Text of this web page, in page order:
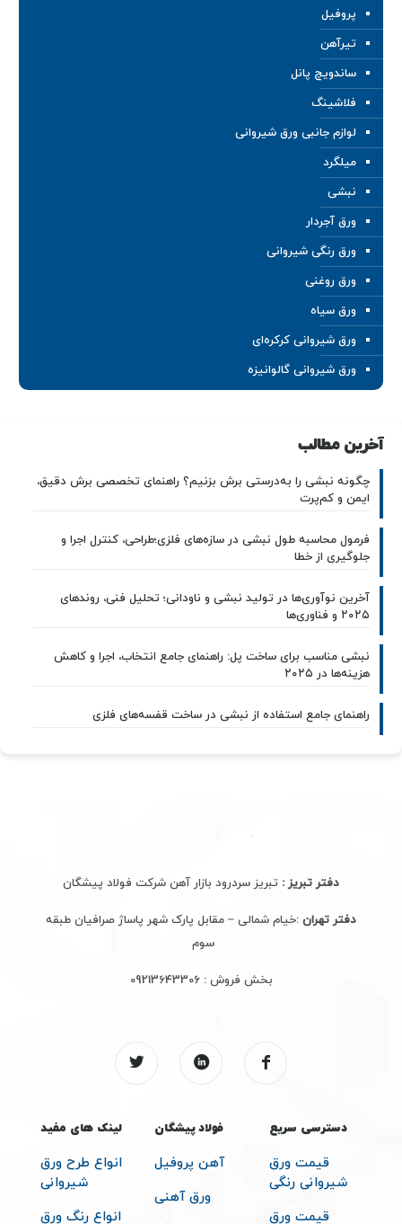
پروفیل
تیرآهن
ساندویچ پانل
فلاشینگ
لوازم جانبی ورق شیروانی
میلگرد
نبشی
ورق آجردار
ورق رنگی شیروانی
ورق روغنی
ورق سیاه
ورق شیروانی کرکره‌ای
ورق شیروانی گالوانیزه
آخرین مطالب
چگونه نبشی را به‌درستی برش بزنیم؟ راهنمای تخصصی برش دقیق،
ایمن و کم‌پرت
فرمول محاسبه طول نبشی در سازه‌های فلزی؛طراحی، کنترل اجرا و
جلوگیری از خطا
آخرین نوآوری‌ها در تولید نبشی و ناودانی؛ تحلیل فنی، روندهای
۲۰۲۵ و فناوری‌ها
نبشی مناسب برای ساخت پل: راهنمای جامع انتخاب، اجرا و کاهش
هزینه‌ها در ۲۰۲۵
راهنمای جامع استفاده از نبشی در ساخت قفسه‌های فلزی
دفتر تبریز : تبریز سردرود بازار آهن شرکت فولاد پیشگان
دفتر تهران :خیام شمالی – مقابل پارک شهر پاساژ صرافیان طبقه
سوم
بخش فروش :09213643306
دسترسی سریع
قیمت ورق
شیروانی رنگی
قیمت ورق
فولاد پیشگان
آهن پروفیل
ورق آهنی
لینک های مفید
انواع طرح ورق
شیروانی
انواع رنگ ورق